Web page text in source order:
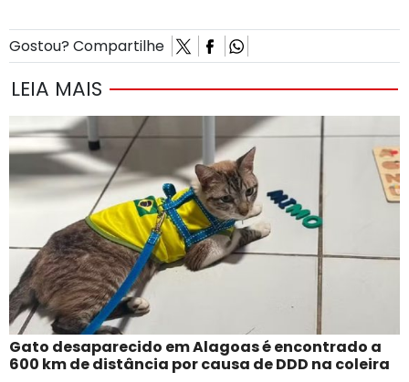
Gostou? Compartilhe
LEIA MAIS
Gato desaparecido em Alagoas é encontrado a
600 km de distância por causa de DDD na coleira